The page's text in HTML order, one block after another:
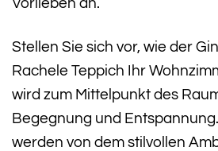
Stellen Sie sich vor, wie der
Rachele Teppich Ihr
wird zum Mittelpunkt des
Begegnung und
werden von dem stilvollen